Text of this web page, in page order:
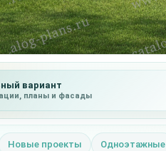
вариант
планы и фасады
Новые проекты Одноэтажные